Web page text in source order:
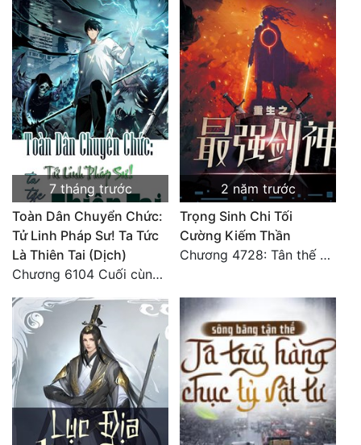
Phương Tây
Phản Phái
Quan Trường
Quân Sự
Sảng Văn
Sắc
Sủng
Thanh Xuân
Tiên Hiệp
Tiểu Thuyết
Trinh Thám
Triều Đấu
Trùng Sinh
Trọng Sinh
7 tháng trước
Toàn Dân Chuyển Chức:
Tử Linh Pháp Sư! Ta Tức
Là Thiên Tai (Dịch)
Chương 6104 Cuối cùng (HẾT)
2 năm trước
Trọng Sinh Chi Tối
Cường Kiếm Thần
Chương 4728: Tân thế giới (đại kết cục) (10)